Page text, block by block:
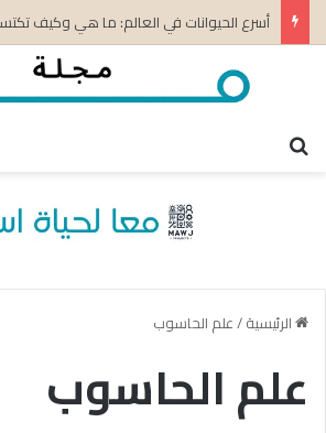
أسرع الحيوانات في العالم: ما هي وكيف
الرئيسية/علم الحاسوب
علم الحاسوب